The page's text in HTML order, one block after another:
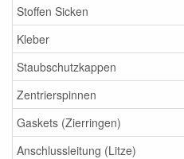
Stoffen Sicken
Kleber
Staubschutzkappen
Zentrierspinnen
Gaskets (Zierringen)
Anschlussleitung (Litze)